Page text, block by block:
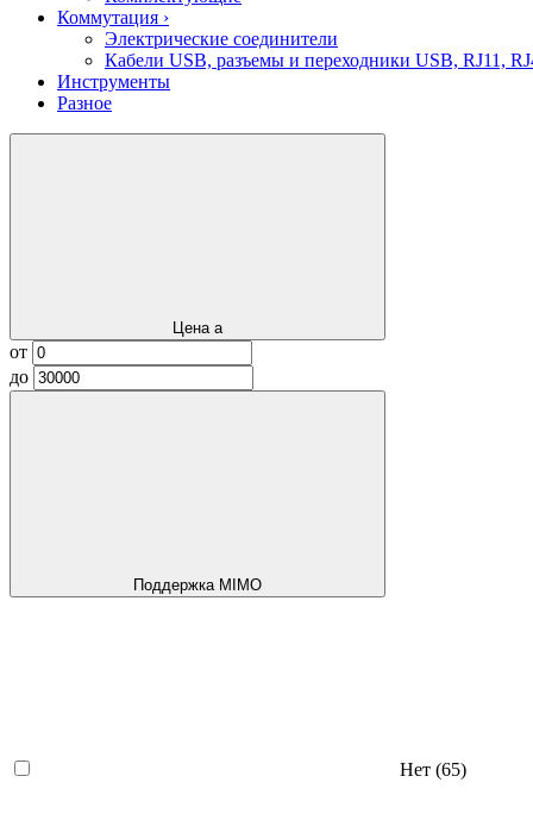
Коммутация ›
Электрические соединители
Кабели USB, разъемы и переходники USB, RJ11,
Инструменты
Разное
Цена a
от
до
Поддержка MIMO
Нет (65)